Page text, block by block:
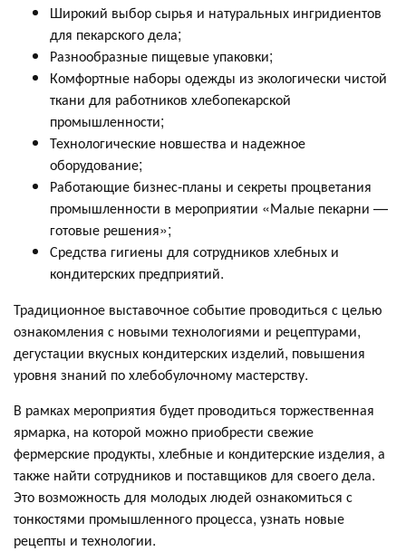
Широкий выбор сырья и натуральных ингридиентов
для пекарского дела;
Разнообразные пищевые упаковки;
Комфортные наборы одежды из экологически чистой
ткани для работников хлебопекарской
промышленности;
Технологические новшества и надежное
оборудование;
Работающие бизнес-планы и секреты процветания
промышленности в мероприятии «Малые пекарни —
готовые решения»;
Средства гигиены для сотрудников хлебных и
кондитерских предприятий.
Традиционное выставочное событие проводиться с целью
ознакомления с новыми технологиями и рецептурами,
дегустации вкусных кондитерских изделий, повышения
уровня знаний по хлебобулочному мастерству.
В рамках мероприятия будет проводиться торжественная
ярмарка, на которой можно приобрести свежие
фермерские продукты, хлебные и кондитерские изделия, а
также найти сотрудников и поставщиков для своего дела.
Это возможность для молодых людей ознакомиться с
тонкостями промышленного процесса, узнать новые
рецепты и технологии.